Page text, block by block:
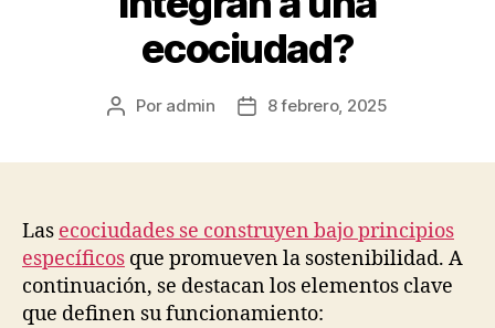
ecociudad?
Autor
Por admin
Fecha8 febrero, 2025
Las ecociudades se construyen bajo principios
específicos que promueven la sostenibilidad. A
continuación, se destacan los elementos clave
que definen su funcionamiento: